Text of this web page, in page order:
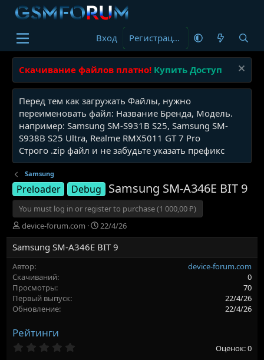
Вход Регистрация
Скачивание файлов платно! Купить Доступ
Перед тем как загружать Файлы, нужно
переименовать файл: Название Бренда, Модель.
например: Samsung SM-S931B S25, Samsung SM-
S938B S25 Ultra, Realme RMX5011 GT 7 Pro
Строго .zip файл и не забудьте указать префикс
Samsung
Preloader Debug Samsung SM-A346E BIT 9
You must log in or register to purchase (1 000,00 ₽)
А
в
т
о
р
device-forum.com
Д
а
т
а
22/4/26
Samsung SM-A346E BIT 9
Автор
device-forum.com
Скачиваний
0
Просмотры
70
Первый выпуск
22/4/26
Обновление
22/4/26
Рейтинги
Оценок: 0